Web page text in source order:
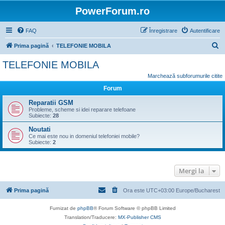
PowerForum.ro
FAQ Autentificare
Înregistrare
Prima pagină TELEFONIE MOBILA
t
TELEFONIE MOBILA
Marchează subforumurile citite
Forum
Reparatii GSM
Probleme, scheme si idei reparare telefoane
Subiecte: 28
Noutati
Ce mai este nou in domeniul telefoniei mobile?
Subiecte: 2
Mergi la
Prima pagină Ora este UTC+03:00 Europe/Bucharest
Furnizat de phpBB® Forum Software © phpBB Limited
Translation/Traducere: MX-Publisher CMS